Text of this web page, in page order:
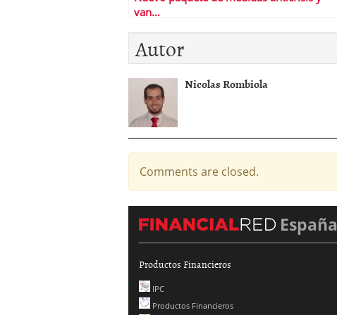
van…
Autor
Nicolas Rombiola
Comments are closed.
España
Productos Financieros
IPC
Productos Financieros